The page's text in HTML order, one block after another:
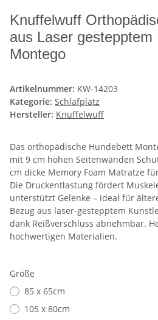
Knuffelwuff
aus Laser gestepptem
Montego
Artikelnummer: KW-14203
Kategorie: Schlafplatz
Hersteller: Knuffelwuff
Das orthopädische Hundebett
mit 9 cm hohen Seitenwänden
cm dicke Memory Foam Matratze
Die Druckentlastung fördert
unterstützt Gelenke – ideal für
Bezug aus laser-gestepptem
dank Reißverschluss abnehmbar.
hochwertigen Materialien.
Größe
85 x 65cm
105 x 80cm